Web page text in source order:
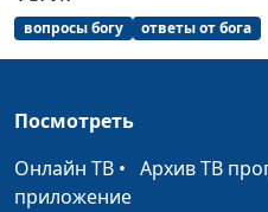
Как стать сильной
женщиной? Из
опыта жизни
вопросы богу ответы от бога
Посмотреть
Онлайн ТВ • Архив ТВ
приложение